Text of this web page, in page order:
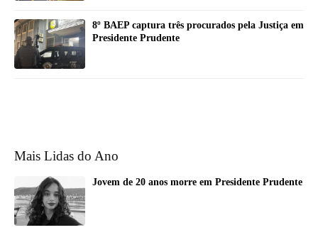
8º BAEP captura três procurados pela Justiça em
Presidente Prudente
Mais Lidas do Ano
Jovem de 20 anos morre em Presidente Prudente